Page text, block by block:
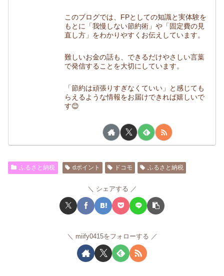
このブログでは、FPとしての知識と実体験を
もとに「我慢しない節約術」や「固定費の見
直し方」をわかりやすくお伝えしています。
難しいお金の話も、できるだけやさしい言葉
で発信することを大切にしています。
「節約は頑張りすぎなくていい」と感じても
らえるような情報をお届けできれば嬉しいで
す😊
ふるさと納税 dポイント ドコモ ふるさと納税
シェアする
miify0415をフォローする